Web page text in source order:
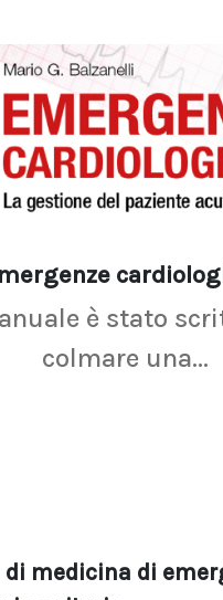
è stato
colmare una...
medicina di